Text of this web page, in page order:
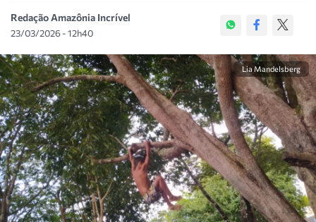
Redação Amazônia Incrível
23/03/2026 - 12h40
Lia Mandelsberg